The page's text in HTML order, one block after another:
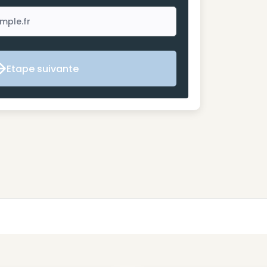
Etape suivante
Etape suivante